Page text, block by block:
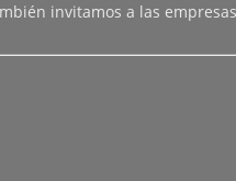
invitamos a las